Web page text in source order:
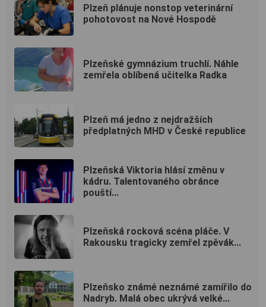
Plzeň plánuje nonstop veterinární
pohotovost na Nové Hospodě
Plzeňské gymnázium truchlí. Náhle
zemřela oblíbená učitelka Radka
Plzeň má jedno z nejdražších
předplatných MHD v České republice
Plzeňská Viktoria hlásí změnu v
kádru. Talentovaného obránce
pouští...
Plzeňská rocková scéna pláče. V
Rakousku tragicky zemřel zpěvák...
Plzeňsko známé neznámé zamířilo do
Nadryb. Malá obec ukrývá velké...